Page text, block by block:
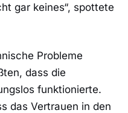
gar keines“, spottete
Probleme
dass die
funktionierte.
das Vertrauen in den